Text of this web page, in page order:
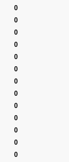
0
0
0
0
0
0
0
0
0
0
0
0
0